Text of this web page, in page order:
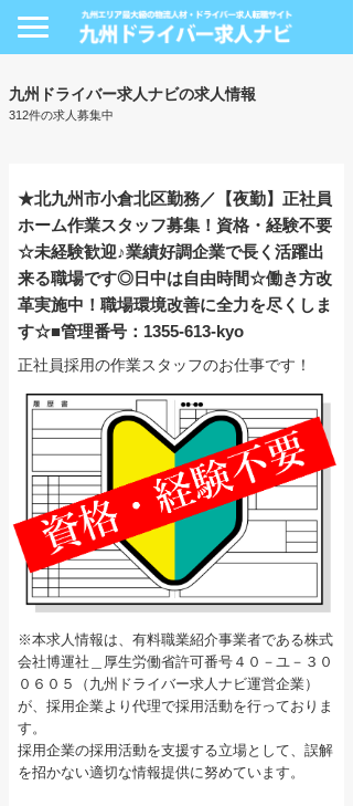
九州ドライバー求人ナビの求人情報
312件の求人募集中
★北九州市小倉北区勤務／【夜勤】正社員
ホーム作業スタッフ募集！資格・経験不要
☆未経験歓迎♪業績好調企業で長く活躍出
来る職場です◎日中は自由時間☆働き方改
革実施中！職場環境改善に全力を尽くしま
す☆■管理番号：1355-613-kyo
正社員採用の作業スタッフのお仕事です！
※本求人情報は、有料職業紹介事業者である株式
会社博運社＿厚生労働省許可番号４０－ユ－３０
０６０５（九州ドライバー求人ナビ運営企業）
が、採用企業より代理で採用活動を行っておりま
す。
採用企業の採用活動を支援する立場として、誤解
を招かない適切な情報提供に努めています。